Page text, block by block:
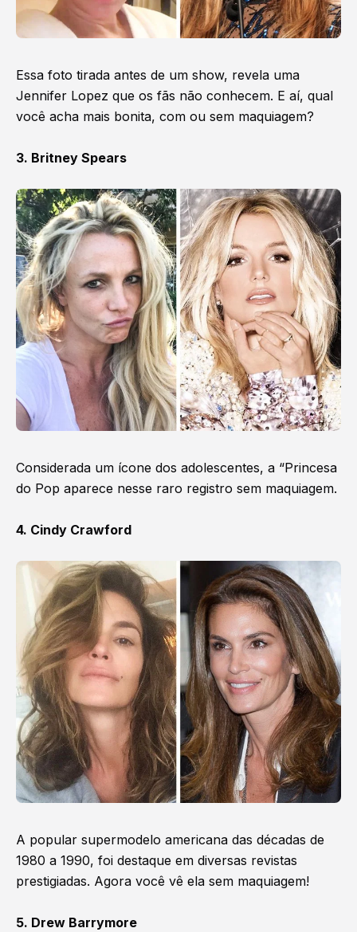
Essa foto tirada antes de um show, revela uma
Jennifer Lopez que os fãs não conhecem. E aí, qual
você acha mais bonita, com ou sem maquiagem?
3. Britney Spears
Considerada um ícone dos adolescentes, a “Princesa
do Pop aparece nesse raro registro sem maquiagem.
4. Cindy Crawford
A popular supermodelo americana das décadas de
1980 a 1990, foi destaque em diversas revistas
prestigiadas. Agora você vê ela sem maquiagem!
5. Drew Barrymore